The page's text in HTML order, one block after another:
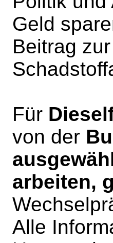
Geld
Beitrag
Für
von der
arbeiten,
Alle